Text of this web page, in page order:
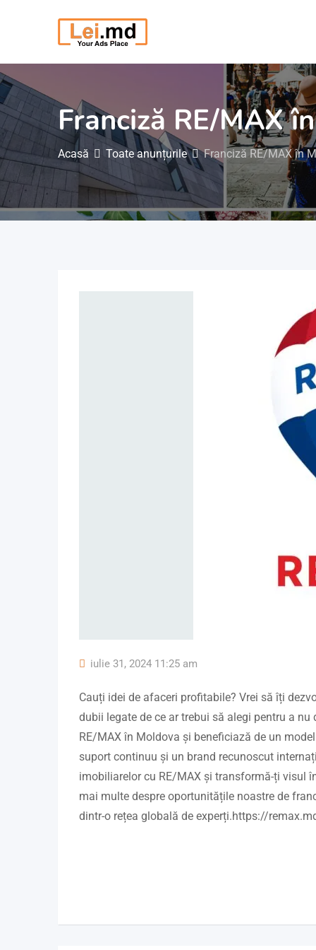
Franciză RE/MAX
Acasă Toate anunțurile Franciză RE/MAX în
iulie 31, 2024 11:25 am
Cauți idei de afaceri profitabile? Vrei să îți
dubii legate de ce ar trebui să alegi pentru a nu
RE/MAX în Moldova și beneficiază de un
suport continuu și un brand recunoscut
imobiliarelor cu RE/MAX și transformă-ți visul
mai multe despre oportunitățile noastre de
dintr-o rețea globală de experți.https://